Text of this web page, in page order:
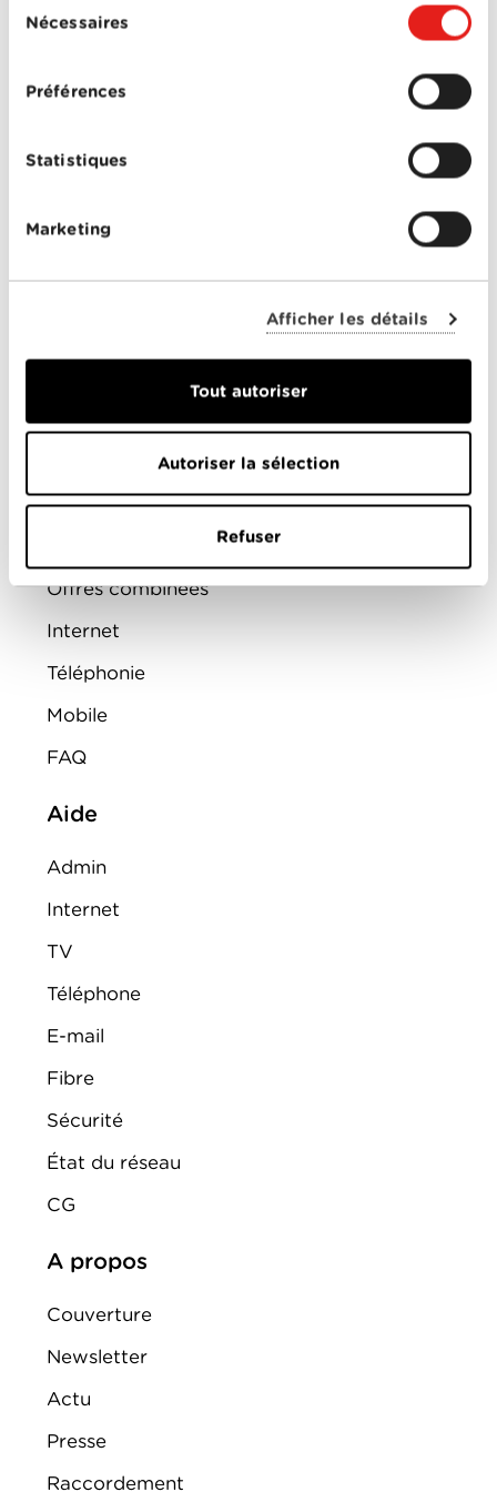
duNécessaires
Préférences
Statistiques
Marketing
Afficher les détails
Tout autoriser
Autoriser la sélection
Refuser
de la séance offerte.
Télévision
Offres combinées
Internet
Téléphonie
Mobile
FAQ
Aide
Admin
Internet
TV
Téléphone
E-mail
Fibre
Sécurité
État du réseau
CG
A propos
Couverture
Newsletter
Actu
Presse
Raccordement